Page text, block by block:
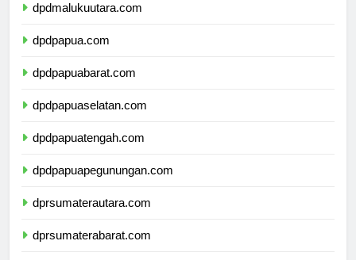
dpdmalukuutara.com
dpdpapua.com
dpdpapuabarat.com
dpdpapuaselatan.com
dpdpapuatengah.com
dpdpapuapegunungan.com
dprsumaterautara.com
dprsumaterabarat.com